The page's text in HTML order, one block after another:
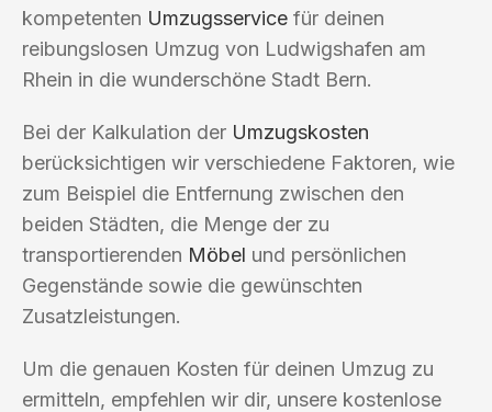
kompetenten Umzugsservice für deinen
reibungslosen Umzug von Ludwigshafen am
Rhein in die wunderschöne Stadt Bern.
Bei der Kalkulation der Umzugskosten
berücksichtigen wir verschiedene Faktoren, wie
zum Beispiel die Entfernung zwischen den
beiden Städten, die Menge der zu
transportierenden Möbel und persönlichen
Gegenstände sowie die gewünschten
Zusatzleistungen.
Um die genauen Kosten für deinen Umzug zu
ermitteln, empfehlen wir dir, unsere kostenlose